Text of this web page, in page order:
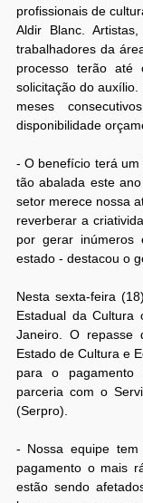
profissionais de
Aldir Blanc.
trabalhadores da
processo terão
solicitação do
meses
disponibilidade
- O benefício terá um
tão abalada este
setor merece nossa
reverberar a
por gerar inúmeros
estado - destacou o
Nesta sexta-feira
Estadual da
Janeiro. O repasse
Estado de Cultura e
para o pagamento
parceria com o
(Serpro).
- Nossa equipe
pagamento o mais
estão sendo